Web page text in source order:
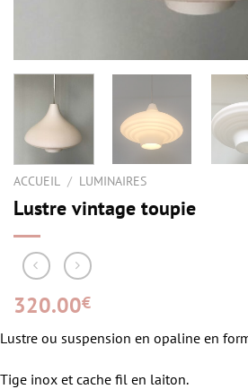
ACCUEIL / LUMINAIRES
Lustre vintage toupie
320.00€
Lustre ou suspension en opaline en
Tige inox et cache fil en laiton.